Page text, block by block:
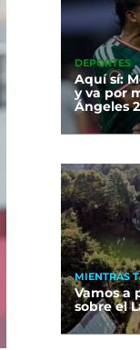
DEPORTES
Aquí sí:
y va por
Ángeles
MIENTRAS
Vamos a
sobre el